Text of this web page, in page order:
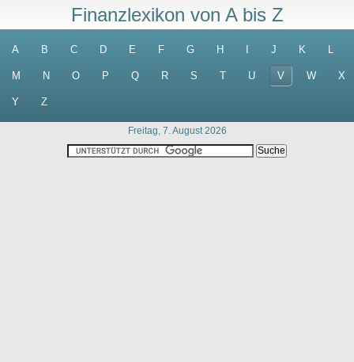
Finanzlexikon von A bis Z
A B C D E F G H J K L
M N O P Q R S T U V W X
Y Z
Freitag, 7. August 2026